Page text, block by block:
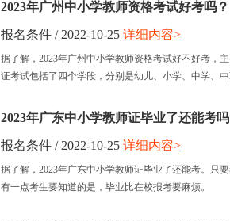
2023年广州中小学教师资格考试好考吗？
报名条件 / 2022-10-25
据了解，2023年广州中小学教师资格考试好不好考，
证考试包括了四个学段，分别是幼儿、小学、中学、中
详细内容>
2023年广东中小学教师证毕业了还能考吗
报名条件 / 2022-10-25
据了解，2023年广东中小学教师证毕业了还能考。只
有一点考生要知道的是，毕业比在校报考要麻烦。
详细内容>